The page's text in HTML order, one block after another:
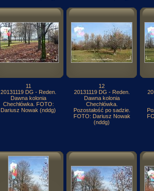
11
20131119 DG - Reden.
Dawna kolonia
Chechłówka. FOTO:
Dariusz Nowak (nddg)
12
20131119 DG - Reden.
Dawna kolonia
Chechłówka.
Pozostałość po sadzie.
FOTO: Dariusz Nowak
(nddg)